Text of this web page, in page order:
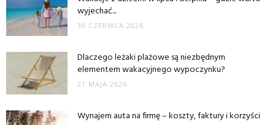
wyjechać...
30 CZERWCA 2026
Dlaczego leżaki plażowe są niezbędnym
elementem wakacyjnego wypoczynku?
21 MAJA 2026
Wynajem auta na firmę – koszty, faktury i korzyści